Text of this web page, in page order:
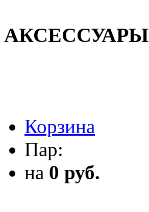
АКСЕССУАРЫ
Корзина
Пар:
на 0 руб.